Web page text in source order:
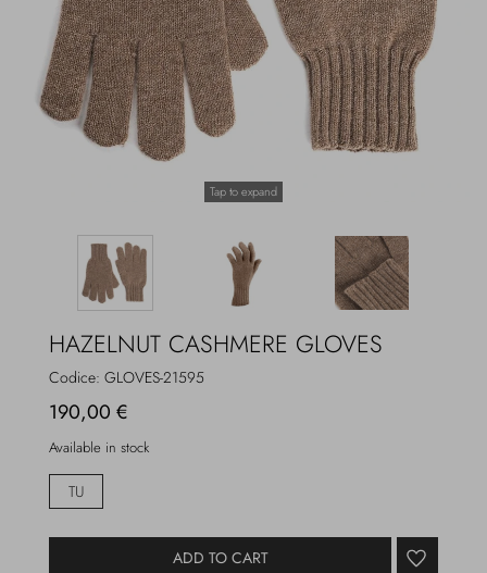
Overcoats
Socks
Hats and Gloves
Tap to expand
HAZELNUT CASHMERE GLOVES
Codice: GLOVES-21595
190,00 €
Available in stock
TU
ADD TO CART